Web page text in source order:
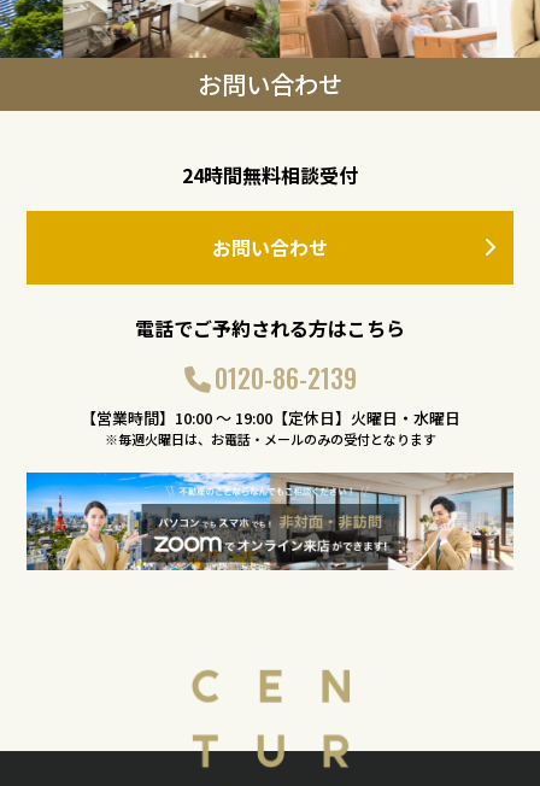
お問い合わせ
24時間無料相談受付
お問い合わせ
電話でご予約される方はこちら
0120-86-2139
【営業時間】10:00 〜 19:00【定休日】火曜日・水曜日
※毎週火曜日は、お電話・メールのみの受付となります